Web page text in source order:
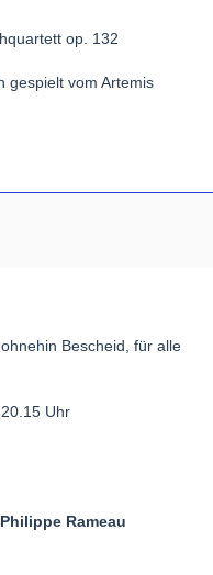
op. 132
gespielt vom Artemis
Bescheid, für alle
Uhr
Rameau